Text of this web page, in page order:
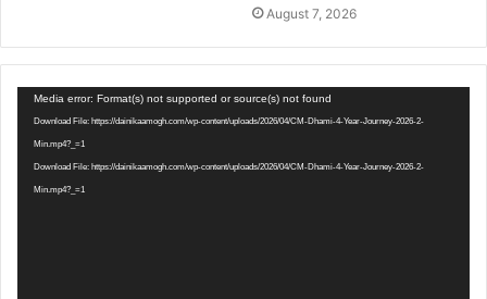
August 7, 2026
Video
Player
Media error: Format(s) not supported or source(s) not found
Download File: https://dainikaamogh.com/wp-content/uploads/2026/04/CM-Dhami-4-Year-Journey-2026-2-
Min.mp4?_=1
Download File: https://dainikaamogh.com/wp-content/uploads/2026/04/CM-Dhami-4-Year-Journey-2026-2-
Min.mp4?_=1